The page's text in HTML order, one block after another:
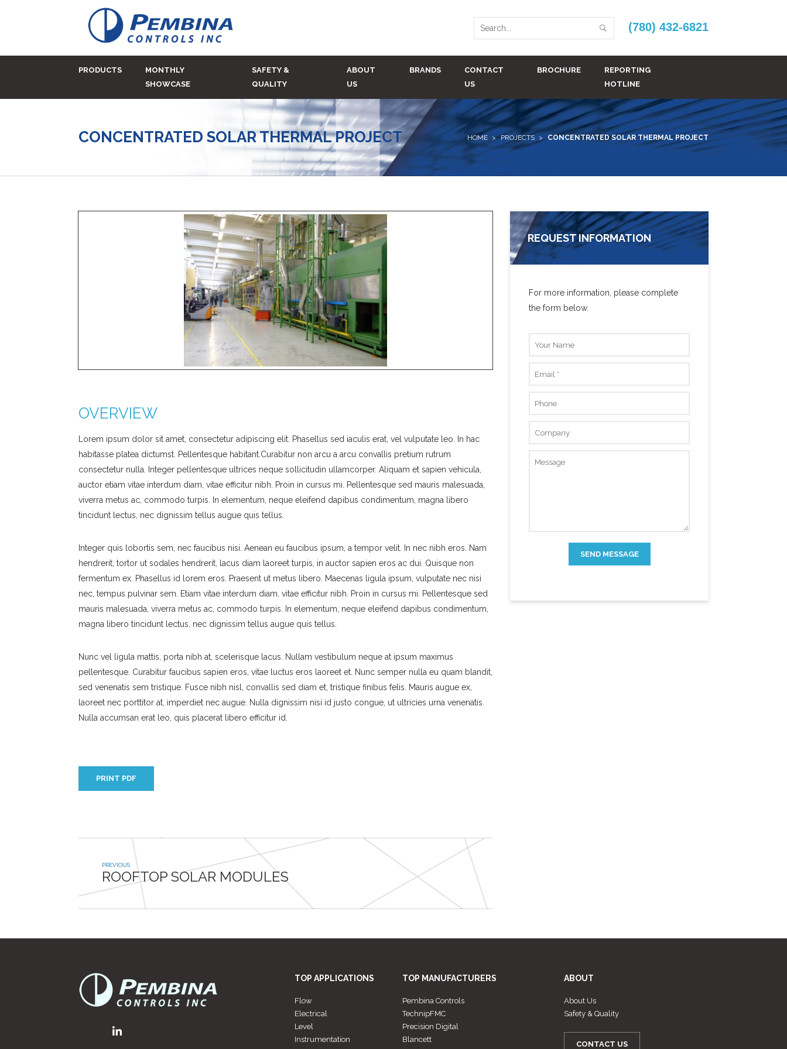
(780) 432-6821
PRODUCTS
MONTHLY
SHOWCASE
SAFETY &
QUALITY
ABOUT
US
BRANDS
CONTACT
US
BROCHURE
REPORTING
HOTLINE
CONCENTRATED SOLAR THERMAL PROJECT HOME PROJECTS CONCENTRATED SOLAR THERMAL PROJECT
OVERVIEW
Lorem ipsum dolor sit amet, consectetur adipiscing elit. Phasellus sed iaculis erat, vel vulputate leo. In hac
habitasse platea dictumst. Pellentesque habitant.Curabitur non arcu a arcu convallis pretium rutrum
consectetur nulla. Integer pellentesque ultrices neque sollicitudin ullamcorper. Aliquam et sapien vehicula,
auctor etiam vitae interdum diam, vitae efficitur nibh. Proin in cursus mi. Pellentesque sed mauris malesuada,
viverra metus ac, commodo turpis. In elementum, neque eleifend dapibus condimentum, magna libero
tincidunt lectus, nec dignissim tellus augue quis tellus.
Integer quis lobortis sem, nec faucibus nisi. Aenean eu faucibus ipsum, a tempor velit. In nec nibh eros. Nam
hendrerit, tortor ut sodales hendrerit, lacus diam laoreet turpis, in auctor sapien eros ac dui. Quisque non
fermentum ex. Phasellus id lorem eros. Praesent ut metus libero. Maecenas ligula ipsum, vulputate nec nisi
nec, tempus pulvinar sem. Etiam vitae interdum diam, vitae efficitur nibh. Proin in cursus mi. Pellentesque sed
mauris malesuada, viverra metus ac, commodo turpis. In elementum, neque eleifend dapibus condimentum,
magna libero tincidunt lectus, nec dignissim tellus augue quis tellus.
Nunc vel ligula mattis, porta nibh at, scelerisque lacus. Nullam vestibulum neque at ipsum maximus
pellentesque. Curabitur faucibus sapien eros, vitae luctus eros laoreet et. Nunc semper nulla eu quam blandit,
sed venenatis sem tristique. Fusce nibh nisl, convallis sed diam et, tristique finibus felis. Mauris augue ex,
laoreet nec porttitor at, imperdiet nec augue. Nulla dignissim nisi id justo congue, ut ultricies urna venenatis.
Nulla accumsan erat leo, quis placerat libero efficitur id.
PRINT PDF
REQUEST INFORMATION
For more information, please complete
the form below.
ROOFTOP SOLAR MODULES
TOP APPLICATIONS
Flow
Electrical
Level
Instrumentation
TOP MANUFACTURERS
Pembina Controls
TechnipFMC
Precision Digital
Blancett
ABOUT
About Us
Safety & Quality
CONTACT US